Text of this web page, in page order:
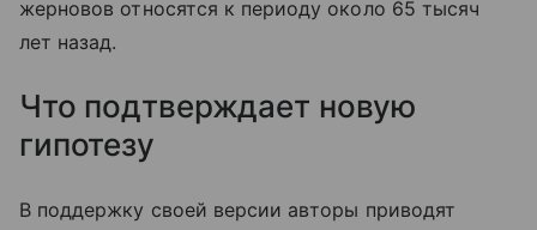
жерновов относятся к периоду около 65 тысяч
лет назад.
Что подтверждает новую
гипотезу
В поддержку своей версии авторы приводят